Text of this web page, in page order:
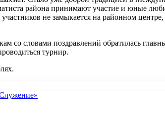
района принимают участие и юные
не замыкается на районном
со словами поздравлений обратилась
турнир.